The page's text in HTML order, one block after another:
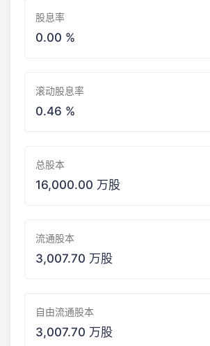
股息率
0.00 %
滚动股息率
0.46 %
总股本
16,000.00 万股
流通股本
3,007.70 万股
自由流通股本
3,007.70 万股